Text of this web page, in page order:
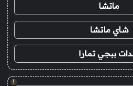
ماتشا
شاي ماتشا
ببجي تمارا
!